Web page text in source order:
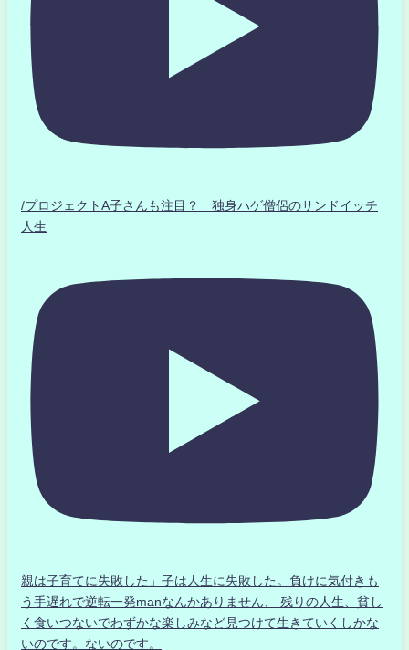
/プロジェクトA子さんも注目？ 独身ハゲ僧侶のサンドイッチ
人生
親は子育てに失敗した」子は人生に失敗した。負けに気付きも
う手遅れで逆転一発manなんかありません、 残りの人生、貧し
く食いつないでわずかな楽しみなど見つけて生きていくしかな
いのです。ないのです。